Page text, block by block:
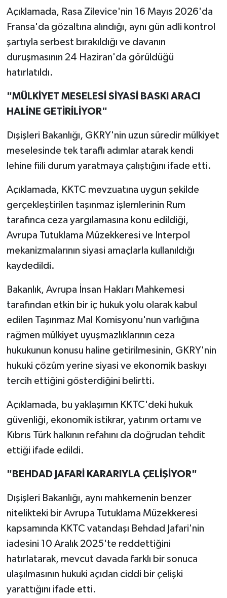
Açıklamada, Rasa Zilevice'nin 16 Mayıs 2026'da
Fransa'da gözaltına alındığı, aynı gün adli kontrol
şartıyla serbest bırakıldığı ve davanın
duruşmasının 24 Haziran'da görüldüğü
hatırlatıldı.
"MÜLKİYET MESELESİ SİYASİ BASKI ARACI
HALİNE GETİRİLİYOR"
Dışişleri Bakanlığı, GKRY'nin uzun süredir mülkiyet
meselesinde tek taraflı adımlar atarak kendi
lehine fiili durum yaratmaya çalıştığını ifade etti.
Açıklamada, KKTC mevzuatına uygun şekilde
gerçekleştirilen taşınmaz işlemlerinin Rum
tarafınca ceza yargılamasına konu edildiği,
Avrupa Tutuklama Müzekkeresi ve Interpol
mekanizmalarının siyasi amaçlarla kullanıldığı
kaydedildi.
Bakanlık, Avrupa İnsan Hakları Mahkemesi
tarafından etkin bir iç hukuk yolu olarak kabul
edilen Taşınmaz Mal Komisyonu'nun varlığına
rağmen mülkiyet uyuşmazlıklarının ceza
hukukunun konusu haline getirilmesinin, GKRY'nin
hukuki çözüm yerine siyasi ve ekonomik baskıyı
tercih ettiğini gösterdiğini belirtti.
Açıklamada, bu yaklaşımın KKTC'deki hukuk
güvenliği, ekonomik istikrar, yatırım ortamı ve
Kıbrıs Türk halkının refahını da doğrudan tehdit
ettiği ifade edildi.
"BEHDAD JAFARİ KARARIYLA ÇELİŞİYOR"
Dışişleri Bakanlığı, aynı mahkemenin benzer
nitelikteki bir Avrupa Tutuklama Müzekkeresi
kapsamında KKTC vatandaşı Behdad Jafari'nin
iadesini 10 Aralık 2025'te reddettiğini
hatırlatarak, mevcut davada farklı bir sonuca
ulaşılmasının hukuki açıdan ciddi bir çelişki
yarattığını ifade etti.